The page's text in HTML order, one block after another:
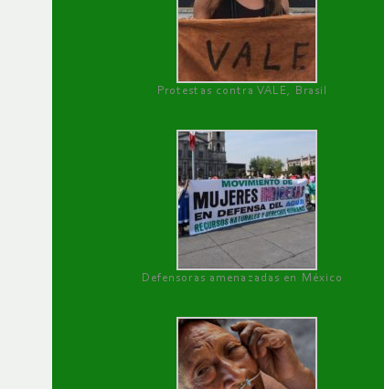
Protestas contra VALE, Brasil
Defensoras amenazadas en México